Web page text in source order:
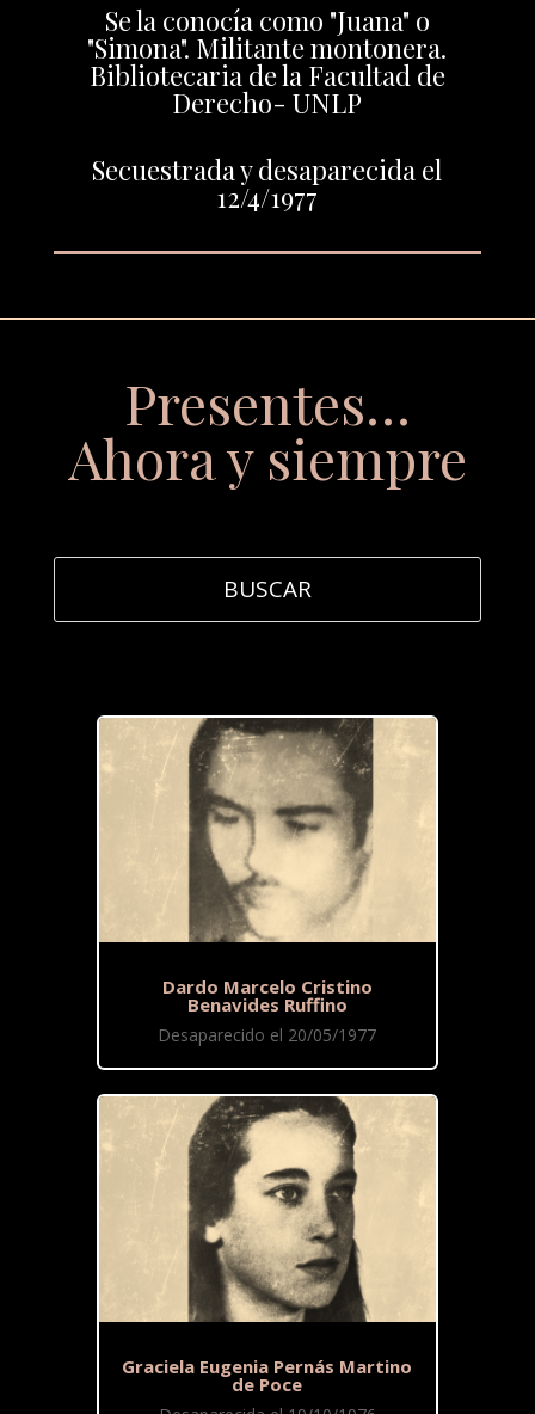
Se la conocía como "Juana" o
"Simona". Militante montonera.
Bibliotecaria de la Facultad de
Derecho- UNLP
Secuestrada y desaparecida el
12/4/1977
Presentes…
Ahora y siempre
Dardo Marcelo Cristino
Benavides Ruffino
Desaparecido el 20/05/1977
Graciela Eugenia Pernás Martino
de Poce